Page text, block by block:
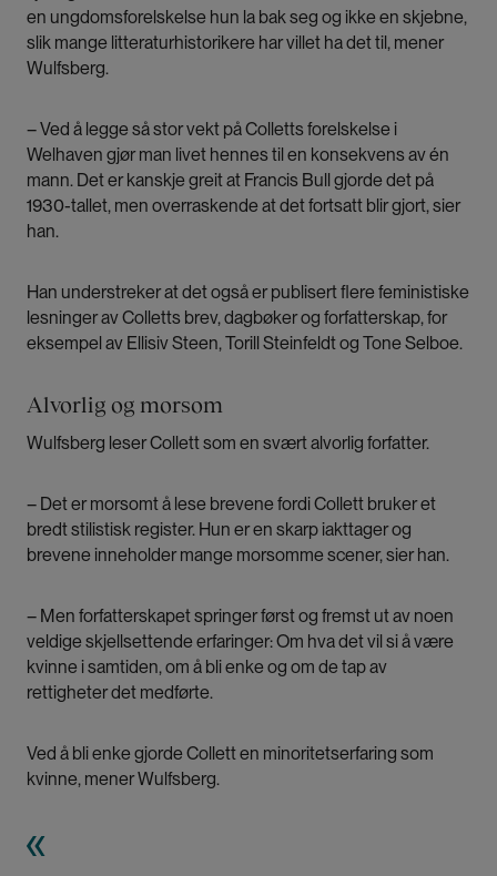
en ungdomsforelskelse hun la bak seg og ikke en skjebne,
slik mange litteraturhistorikere har villet ha det til, mener
Wulfsberg.
– Ved å legge så stor vekt på Colletts forelskelse i
Welhaven gjør man livet hennes til en konsekvens av én
mann. Det er kanskje greit at Francis Bull gjorde det på
1930-tallet, men overraskende at det fortsatt blir gjort, sier
han.
Han understreker at det også er publisert flere feministiske
lesninger av Colletts brev, dagbøker og forfatterskap, for
eksempel av Ellisiv Steen, Torill Steinfeldt og Tone Selboe.
Alvorlig og morsom
Wulfsberg leser Collett som en svært alvorlig forfatter.
– Det er morsomt å lese brevene fordi Collett bruker et
bredt stilistisk register. Hun er en skarp iakttager og
brevene inneholder mange morsomme scener, sier han.
– Men forfatterskapet springer først og fremst ut av noen
veldige skjellsettende erfaringer: Om hva det vil si å være
kvinne i samtiden, om å bli enke og om de tap av
rettigheter det medførte.
Ved å bli enke gjorde Collett en minoritetserfaring som
kvinne, mener Wulfsberg.